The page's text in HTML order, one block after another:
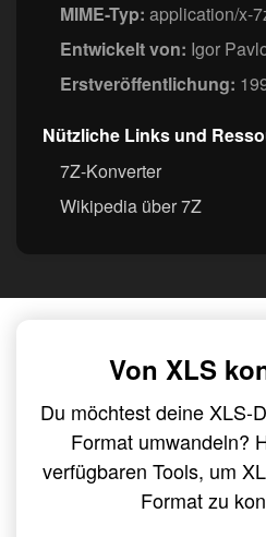
MIME-Typ: application/x-
Entwickelt von: Igor
Erstveröffentlichung:
Nützliche Links und
7Z-Konverter
Wikipedia über 7Z
Von XLS
Du möchtest deine XLS-
Format umwandeln?
verfügbaren Tools, um
Format zu